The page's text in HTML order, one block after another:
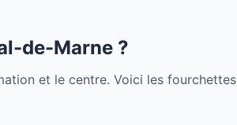
de-Marne ?
et le centre. Voici les fourchettes